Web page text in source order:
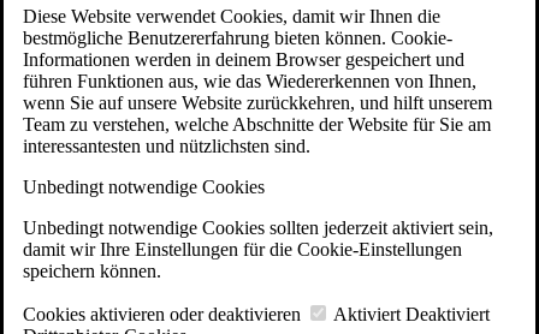
Diese Website verwendet Cookies, damit wir Ihnen die
bestmögliche Benutzererfahrung bieten können. Cookie-
Informationen werden in deinem Browser gespeichert und
führen Funktionen aus, wie das Wiedererkennen von Ihnen,
wenn Sie auf unsere Website zurückkehren, und hilft unserem
Team zu verstehen, welche Abschnitte der Website für Sie am
interessantesten und nützlichsten sind.
Unbedingt notwendige Cookies
Unbedingt notwendige Cookies sollten jederzeit aktiviert sein,
damit wir Ihre Einstellungen für die Cookie-Einstellungen
speichern können.
Cookies aktivieren oder deaktivieren Aktiviert Deaktiviert